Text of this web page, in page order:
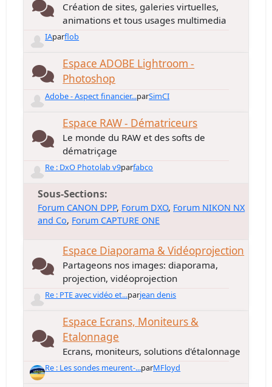
Création de sites, galeries virtuelles,
animations et tous usages multimedia
IAparflob
Espace ADOBE Lightroom -
Photoshop
Adobe - Aspect financier...parSimCI
Espace RAW - Dématriceurs
Le monde du RAW et des softs de
dématriçage
Re : DxO Photolab v9parfabco
Sous-Sections
Forum CANON DPP Forum DXO Forum NIKON NX
and Co Forum CAPTURE ONE
Espace Diaporama & Vidéoprojection
Partageons nos images: diaporama,
projection, vidéoprojection
Re : PTE avec vidéo et...parjean denis
Espace Ecrans, Moniteurs &
Etalonnage
Ecrans, moniteurs, solutions d'étalonnage
Re : Les sondes meurent-...parMFloyd